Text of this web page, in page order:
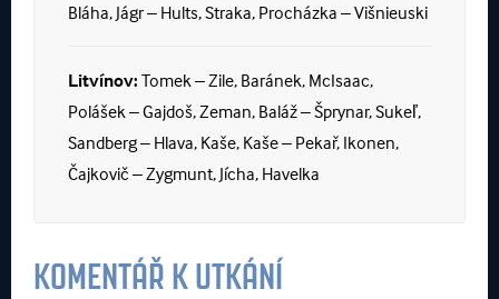
Bláha, Jágr – Hults, Straka, Procházka – Višnieuski
Litvínov: Tomek – Zile, Baránek, McIsaac,
Polášek – Gajdoš, Zeman, Baláž – Šprynar, Sukeľ,
Sandberg – Hlava, Kaše, Kaše – Pekař, Ikonen,
Čajkovič – Zygmunt, Jícha, Havelka
KOMENTÁŘ K UTKÁNÍ